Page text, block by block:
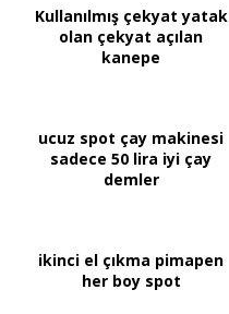
Kullanılmış çekyat yatak
olan çekyat açılan
kanepe
ucuz spot çay makinesi
sadece 50 lira iyi çay
demler
ikinci el çıkma pimapen
her boy spot